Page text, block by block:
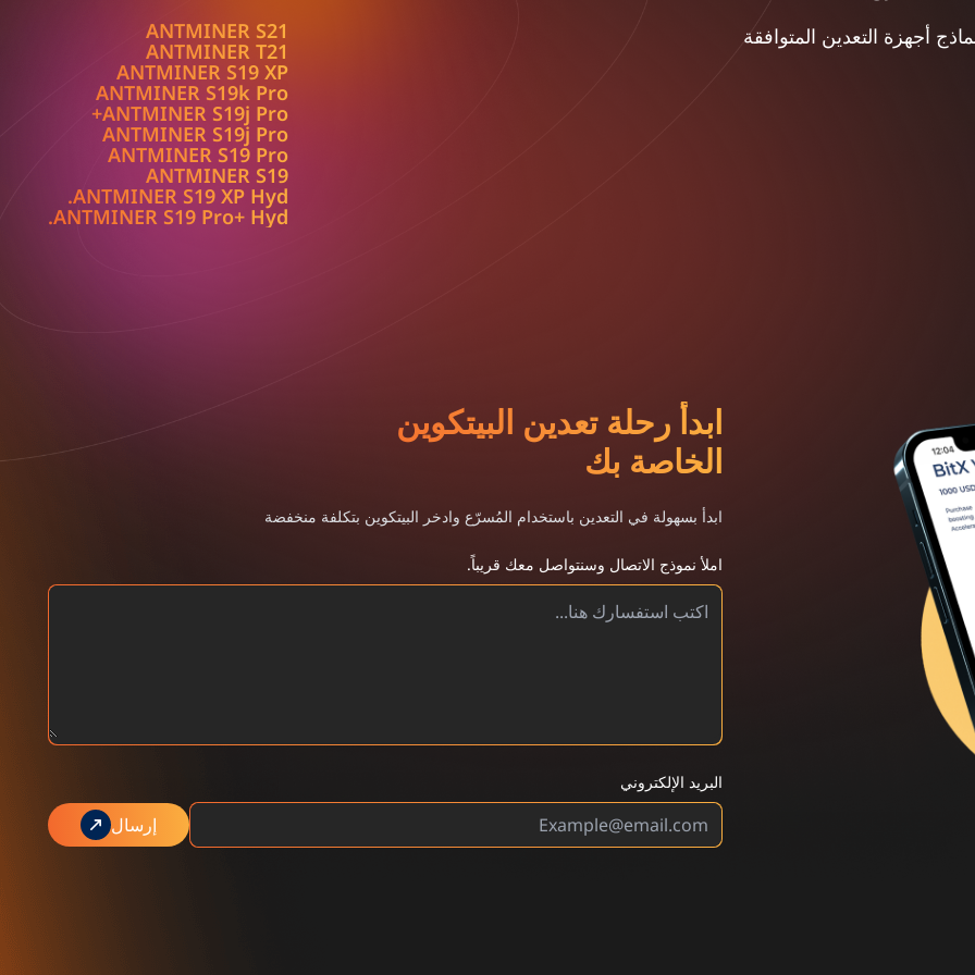
أجهزة التعدين المتوافقة
ANTMINER S21
ANTMINER T21
ANTMINER S19 XP
ANTMINER S19k Pro
ANTMINER S19j Pro+
ANTMINER S19j Pro
ANTMINER S19 Pro
ANTMINER S19
ANTMINER S19 XP Hyd.
ANTMINER S19 Pro+ Hyd.
ابدأ رحلة تعدين البيتكوين
الخاصة بك
ابدأ بسهولة في التعدين باستخدام المُسرّع وادخر البيتكوين بتكلفة منخفضة
املأ نموذج الاتصال وسنتواصل معك قريباً.
البريد الإلكتروني
إرسال